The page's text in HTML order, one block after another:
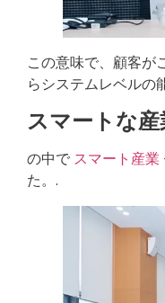
この意味で、顧客が
らシステムレベルの
スマートな
の中で スマート産業
た。.